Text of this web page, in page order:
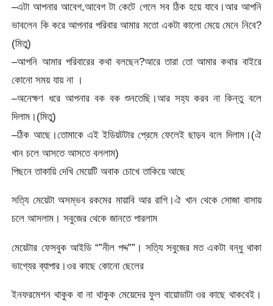
–এটা আপনার আবেগ,আবেগ টা কেটে গেলে সব ঠিক হয়ে যাবে।আর আপনি
ভাবলেন কি করে আপনার পরিবার আমার মতো একটা কালো মেয়ে মেনে নিবে?
(মিতু)
–আপনি আমার পরিবারের কথা বলছেন?আরে তারা তো আমার কথার বাইরে
কোনো সময় যায় না ।
–অনেক্ষণ ধরে আপনার বক বক শুনতেছি।আর সহ্য করব না কিন্তু বলে
দিলাম।(মিতু)
–ঠিক আছে।তোমাকে এই ইডিয়টটার প্রেমে ফেলেই ছাড়ব বলে দিলাম।(ঐ
খান চলে আসতে আসতে বললাম)
পিছনে তাকায়ি দেখি মেয়েটি অবাক চোখে তাকিয়ে আছে
সত্যি মেয়েটা অসম্ভব রকমের মায়াবি আর রাগি।ঐ খান থেকে সোজা বাসায়
চলে আসলাম। সবুজের থেকে জানতে পারলাম
মেয়েটার ফেসবুক আইডি “”নীল পদ্দ””। সত্যি সবুজের মত একটা বন্ধু থাকা
ভাগ্যের ব্যাপার।ওর কাছে কোনো ছেলের
ইনফরমেশন থাকুক বা না থাকুক মেয়েদের ফুল বায়োডাটা ওর কাছে থাকবেই।